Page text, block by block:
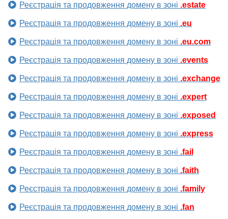
Реєстрація та продовження домену в зоні .estate
Реєстрація та продовження домену в зоні .eu
Реєстрація та продовження домену в зоні .eu.com
Реєстрація та продовження домену в зоні .events
Реєстрація та продовження домену в зоні .exchange
Реєстрація та продовження домену в зоні .expert
Реєстрація та продовження домену в зоні .exposed
Реєстрація та продовження домену в зоні .express
Реєстрація та продовження домену в зоні .fail
Реєстрація та продовження домену в зоні .faith
Реєстрація та продовження домену в зоні .family
Реєстрація та продовження домену в зоні .fan